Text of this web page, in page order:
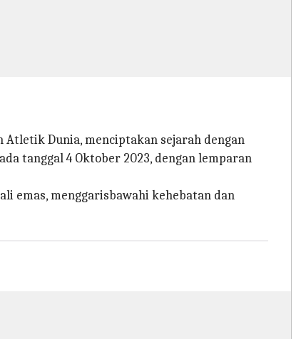
Atletik Dunia, menciptakan sejarah dengan
tanggal 4 Oktober 2023, dengan lemparan
emas, menggarisbawahi kehebatan dan